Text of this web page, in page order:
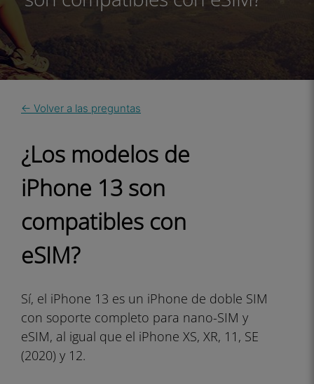
← Volver a las preguntas
¿Los modelos de
iPhone 13 son
compatibles con
eSIM?
Sí, el iPhone 13 es un iPhone de doble SIM
con soporte completo para nano-SIM y
eSIM, al igual que el iPhone XS, XR, 11, SE
(2020) y 12.